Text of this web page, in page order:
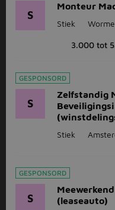
S
Monteur
Stiek
3.000 tot
GESPONSORD
S
Zelfstandig
Stiek
GESPONSORD
S
(leaseauto)